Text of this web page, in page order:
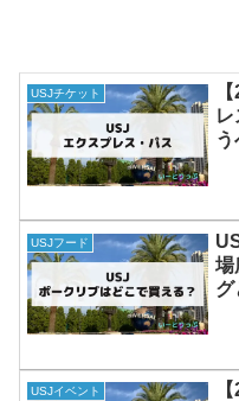
USJチケット
USJフード
場
グ
USJイベント